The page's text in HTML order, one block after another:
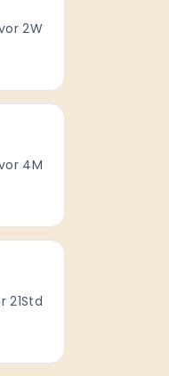
2W
4M
21Std